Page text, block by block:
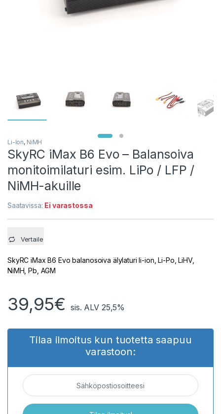
Li-Ion, NiMH
SkyRC iMax B6 Evo – Balansoiva
monitoimilaturi esim. LiPo / LFP /
NiMH-akuille
Saatavissa: Ei varastossa
Vertaile
SkyRC iMax B6 Evo balanosoiva älylaturi li-ion, Li-Po, LiHV,
NiMH, Pb, AGM
39,95€ sis. ALV 25,5%
Tilaa ilmoitus kun tuotetta saapuu
varastoon: